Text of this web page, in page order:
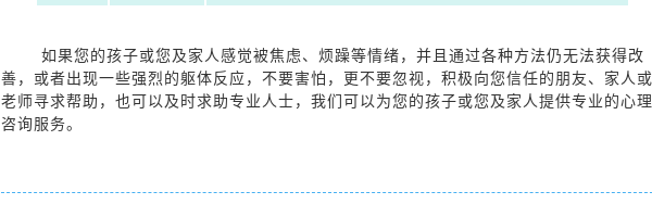
如果您的孩子或您及家人感觉被焦虑、烦躁等情绪，并且通过各种方法仍无法获得改
善，或者出现一些强烈的躯体反应，不要害怕，更不要忽视，积极向您信任的朋友、家人或
老师寻求帮助，也可以及时求助专业人士，我们可以为您的孩子或您及家人提供专业的心理
咨询服务。